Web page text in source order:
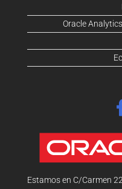
Oracle
Estamos en C/Carmen